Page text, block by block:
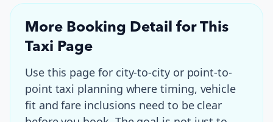
More Booking Detail for This
Taxi Page
Use this page for city-to-city or point-to-
point taxi planning where timing, vehicle
fit and fare inclusions need to be clear